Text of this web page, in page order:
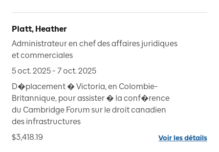
Platt, Heather
Administrateur en chef des affaires juridiques
et commerciales
5 oct. 2025 - 7 oct. 2025
D�placement � Victoria, en Colombie-
Britannique, pour assister � la conf�rence
du Cambridge Forum sur le droit canadien
des infrastructures
$3,418.19
Voir les détails